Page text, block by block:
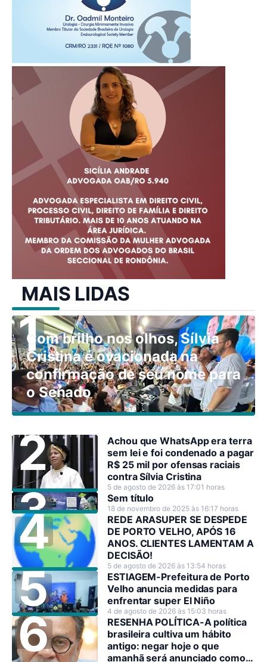
MAIS LIDAS
Com brilho nos olhos, Sílvia
Cristina é ovacionada na
confirmação de seu nome para
o Senado
Achou que WhatsApp era terra
sem lei e foi condenado a pagar
R$ 25 mil por ofensas raciais
contra Sílvia Cristina
5 de agosto de 2026 às 17:01 horas
Sem título
18 de novembro de 2025 às 16:17 horas
REDE ARASUPER SE DESPEDE
DE PORTO VELHO, APÓS 16
ANOS. CLIENTES LAMENTAM A
DECISÃO!
5 de agosto de 2026 às 13:54 horas
ESTIAGEM-Prefeitura de Porto
Velho anuncia medidas para
enfrentar super El Niño
4 de agosto de 2026 às 15:03 horas
RESENHA POLÍTICA-A política
brasileira cultiva um hábito
antigo: negar hoje o que
amanhã será anunciado como